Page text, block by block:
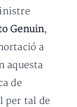
Genuin,
a
aquesta
de
per tal de